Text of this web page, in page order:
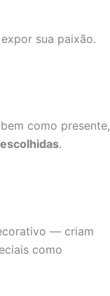
sua paixão.
como presente,
.
— criam
como